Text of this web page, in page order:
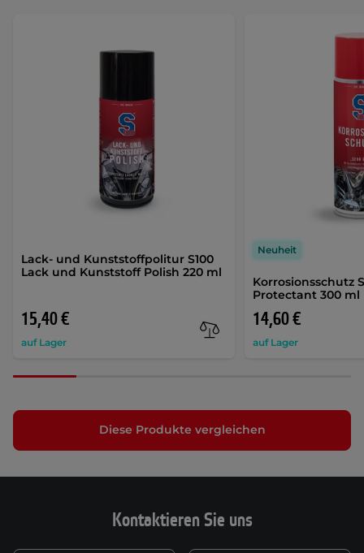
Lack- und Kunststoffpolitur S100
Lack und Kunststoff Polish 220 ml
15,40 €
auf Lager
Korrosionsschutz
Protectant 300 ml
14,60 €
auf Lager
Neuheit
Diese Produkte vergleichen
Kontaktieren Sie uns